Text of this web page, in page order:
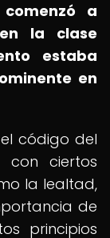
a
la clase
estaba
en
código del
con ciertos
la lealtad,
de
principios